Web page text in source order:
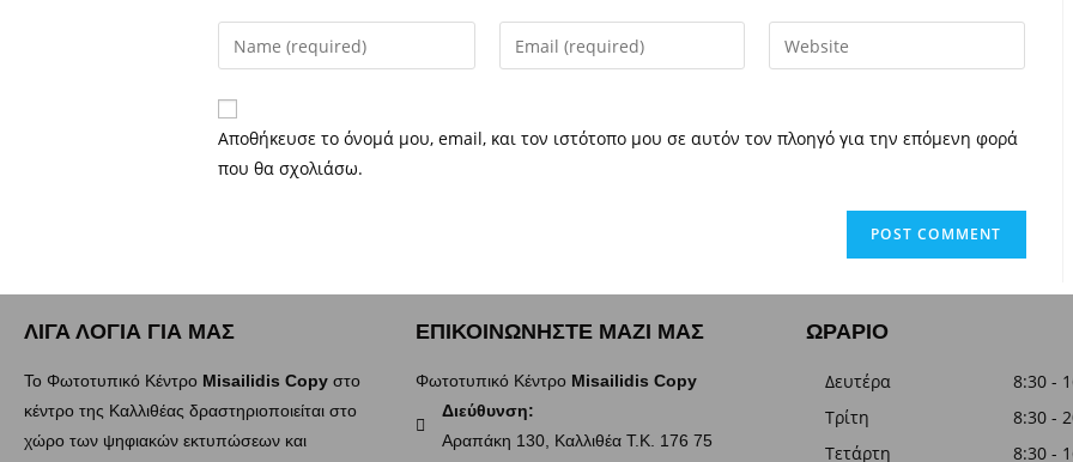
Αποθήκευσε το όνομά μου, email, και τον ιστότοπο μου σε αυτόν τον πλοηγό για την επόμενη φορά
που θα σχολιάσω.
ΛΙΓΑ ΛΟΓΙΑ ΓΙΑ ΜΑΣ
Το Φωτοτυπικό Κέντρο Misailidis Copy στο
κέντρο της Καλλιθέας δραστηριοποιείται στο
χώρο των ψηφιακών εκτυπώσεων και
ΕΠΙΚΟΙΝΩΝΗΣΤΕ ΜΑΖΙ ΜΑΣ
Φωτοτυπικό Κέντρο Misailidis Copy
Διεύθυνση:
Αραπάκη 130, Καλλιθέα Τ.Κ. 176 75
ΩΡΑΡΙΟ
Δευτέρα
8:30 -
Τρίτη
8:30 -
Τετάρτη
8:30 -